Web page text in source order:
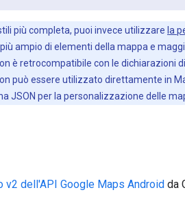
più completa, puoi invece utilizzare la
ampio di elementi della mappa e
è retrocompatibile con le dichiarazioni
può essere utilizzato direttamente in
JSON per la personalizzazione delle
v2 dell'API Google Maps Android da